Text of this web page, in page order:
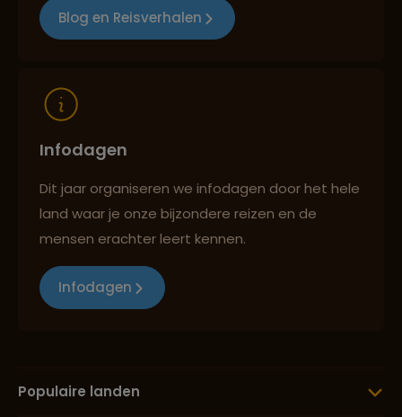
Blog en Reisverhalen
Infodagen
Dit jaar organiseren we infodagen door het hele
land waar je onze bijzondere reizen en de
mensen erachter leert kennen.
Infodagen
Populaire landen